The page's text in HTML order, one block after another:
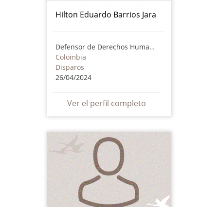
Hilton Eduardo Barrios Jara
Defensor de Derechos Humanos
Colombia
Disparos
26/04/2024
Ver el perfil completo